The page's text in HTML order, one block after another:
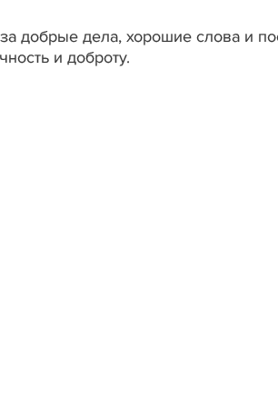
добрые дела, хорошие слова и
и доброту.